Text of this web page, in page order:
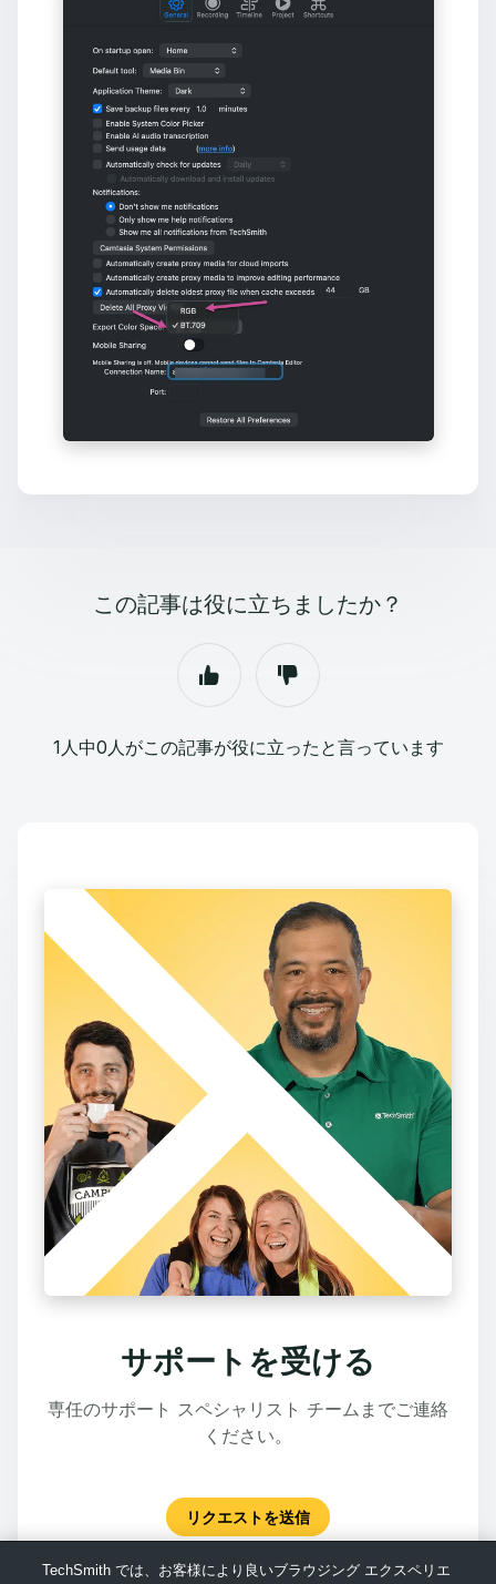
この記事は役に立ちましたか？
1人中0人がこの記事が役に立ったと言っています
サポートを受ける
専任のサポート スペシャリスト チームまでご連絡
ください。
リクエストを送信
TechSmith では、お客様により良いブラウジング エクスペリエ